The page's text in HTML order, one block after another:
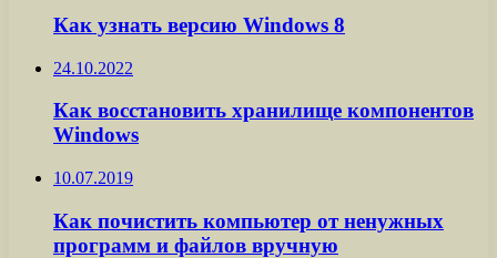
Как узнать версию Windows 8
24.10.2022
Как восстановить хранилище компонентов
Windows
10.07.2019
Как почистить компьютер от ненужных
программ и файлов вручную